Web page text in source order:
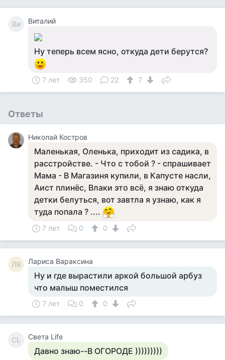
Ви Виталий
Ну теперь всем ясно, откуда дети берутся?
7 лет 350 22 7
Ответы
Николай Костров
Маленькая, Оленька, приходит из садика, в
расстройстве. - Что с тобой ? - спрашивает
Мама - В Магазиня купили, в Капусте насли,
Аист плинёс, Влаки это всё, я знаю откуда
детки белуться, вот завтла я узнаю, как я
туда попала ? ....
7 лет 0 0
ЛВ Лариса Вараксина
Ну и где вырастили аркой большой арбуз
что малыш поместился
7 лет 0 0
СL Света Life
Давно знаю--В ОГОРОДЕ )))))))))